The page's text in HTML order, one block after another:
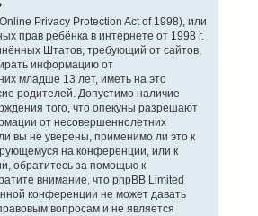
Privacy Protection Act of 1998), или
прав ребёнка в интернете от 1998 г.
Штатов, требующий от сайтов,
информацию от
младше 13 лет, иметь на это
родителей. Допустимо наличие
того, что опекуны разрешают
от несовершеннолетних
вы не уверены, применимо ли это к
на конференции, или к
обратитесь за помощью к
внимание, что phpBB Limited
конференции не может давать
вопросам и не является